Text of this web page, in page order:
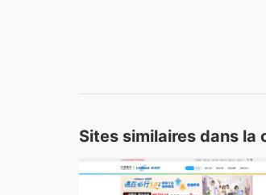
Sites similaires dans la